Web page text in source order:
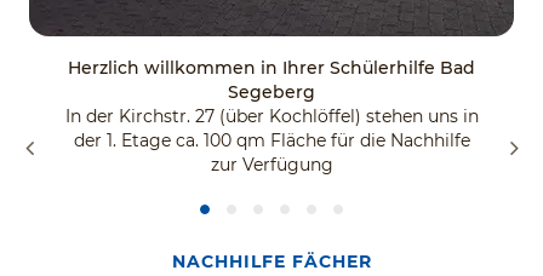
Herzlich willkommen in Ihrer Schülerhilfe Bad
Segeberg
In der Kirchstr. 27 (über Kochlöffel) stehen uns in
der 1. Etage ca. 100 qm Fläche für die Nachhilfe
zur Verfügung
NACHHILFE FÄCHER